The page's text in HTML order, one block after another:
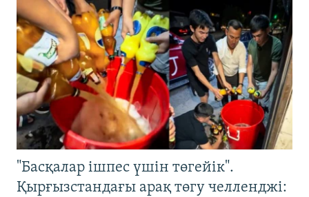
"Басқалар ішпес үшін төгейік".
Қырғызстандағы арақ төгу челленджі: